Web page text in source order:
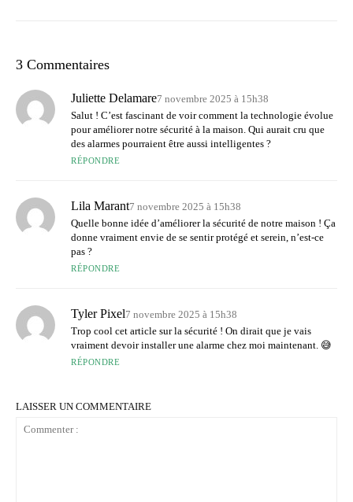
3 Commentaires
Juliette Delamare7 novembre 2025 à 15h38
Salut ! C’est fascinant de voir comment la technologie évolue
pour améliorer notre sécurité à la maison. Qui aurait cru que
des alarmes pourraient être aussi intelligentes ?
RÉPONDRE
Lila Marant7 novembre 2025 à 15h38
Quelle bonne idée d’améliorer la sécurité de notre maison ! Ça
donne vraiment envie de se sentir protégé et serein, n’est-ce
pas ?
RÉPONDRE
Tyler Pixel7 novembre 2025 à 15h38
Trop cool cet article sur la sécurité ! On dirait que je vais
vraiment devoir installer une alarme chez moi maintenant. 😅
RÉPONDRE
LAISSER UN COMMENTAIRE